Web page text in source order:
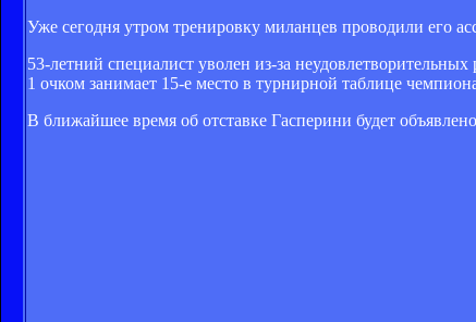
Уже сегодня утром тренировку миланцев проводили его
53-летний специалист уволен из-за
1 очком занимает 15-е место в турнирной таблице
В ближайшее время об отставке Гасперини будет